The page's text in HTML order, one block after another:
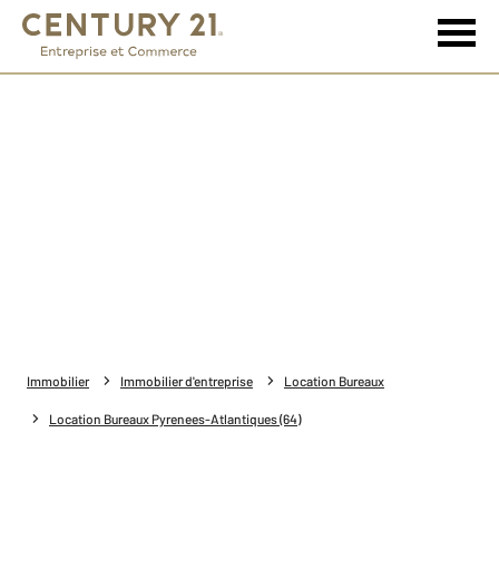
Immobilier Immobilier d'entreprise Location Bureaux
Location Bureaux Pyrenees-Atlantiques (64)